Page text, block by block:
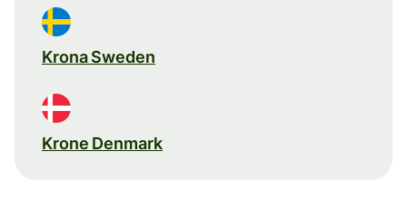
Krona Sweden
Krone Denmark